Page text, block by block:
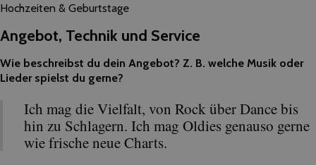
Hochzeiten & Geburtstage
Angebot, Technik und Service
Wie beschreibst du dein Angebot? Z. B. welche Musik oder
Lieder spielst du gerne?
Ich mag die Vielfalt, von Rock über Dance bis
hin zu Schlagern. Ich mag Oldies genauso gerne
wie frische neue Charts.